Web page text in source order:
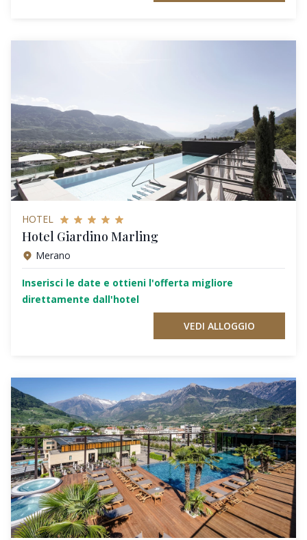
HOTEL
Hotel Giardino Marling
Merano
Inserisci le date e ottieni l'offerta migliore
direttamente dall'hotel
VEDI ALLOGGIO